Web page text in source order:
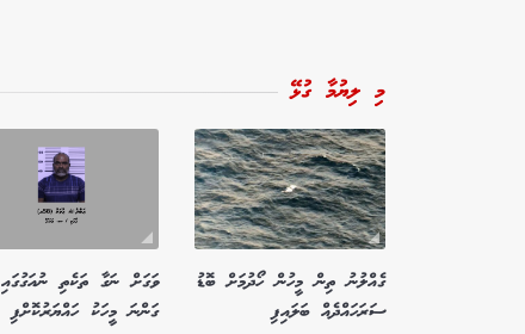
މި ލިޔުމާ ގުޅޭ
ގެއްލުނު ތިން މީހުން ހޯދުމަށް ބޮޑު
ސަރަހައްދެއް ބަލައިފި
ވަގަށް ނަގާ ތަކެތި ނުއަގުގައި
ގަންނަ މީހަކު ހައްޔަރުކޮށްފި